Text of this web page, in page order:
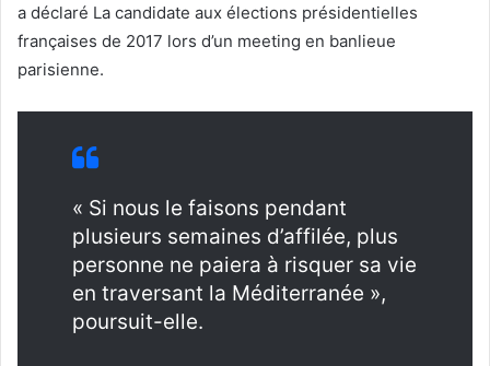
a déclaré La candidate aux élections présidentielles
françaises de 2017 lors d’un meeting en banlieue
parisienne.
« Si nous le faisons pendant
plusieurs semaines d’affilée, plus
personne ne paiera à risquer sa vie
en traversant la Méditerranée »,
poursuit-elle.